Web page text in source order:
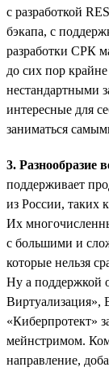
с разработкой
бэкапа, с
разработки СРК
до сих пор
нестандартными
интересные для
заниматься
3. Разнообразие
поддерживает
из России, таких
Их
с большими и
которые нельзя
Ну а поддержкой
Виртуализация»,
«Киберпротект»
мейнстримом.
направление,